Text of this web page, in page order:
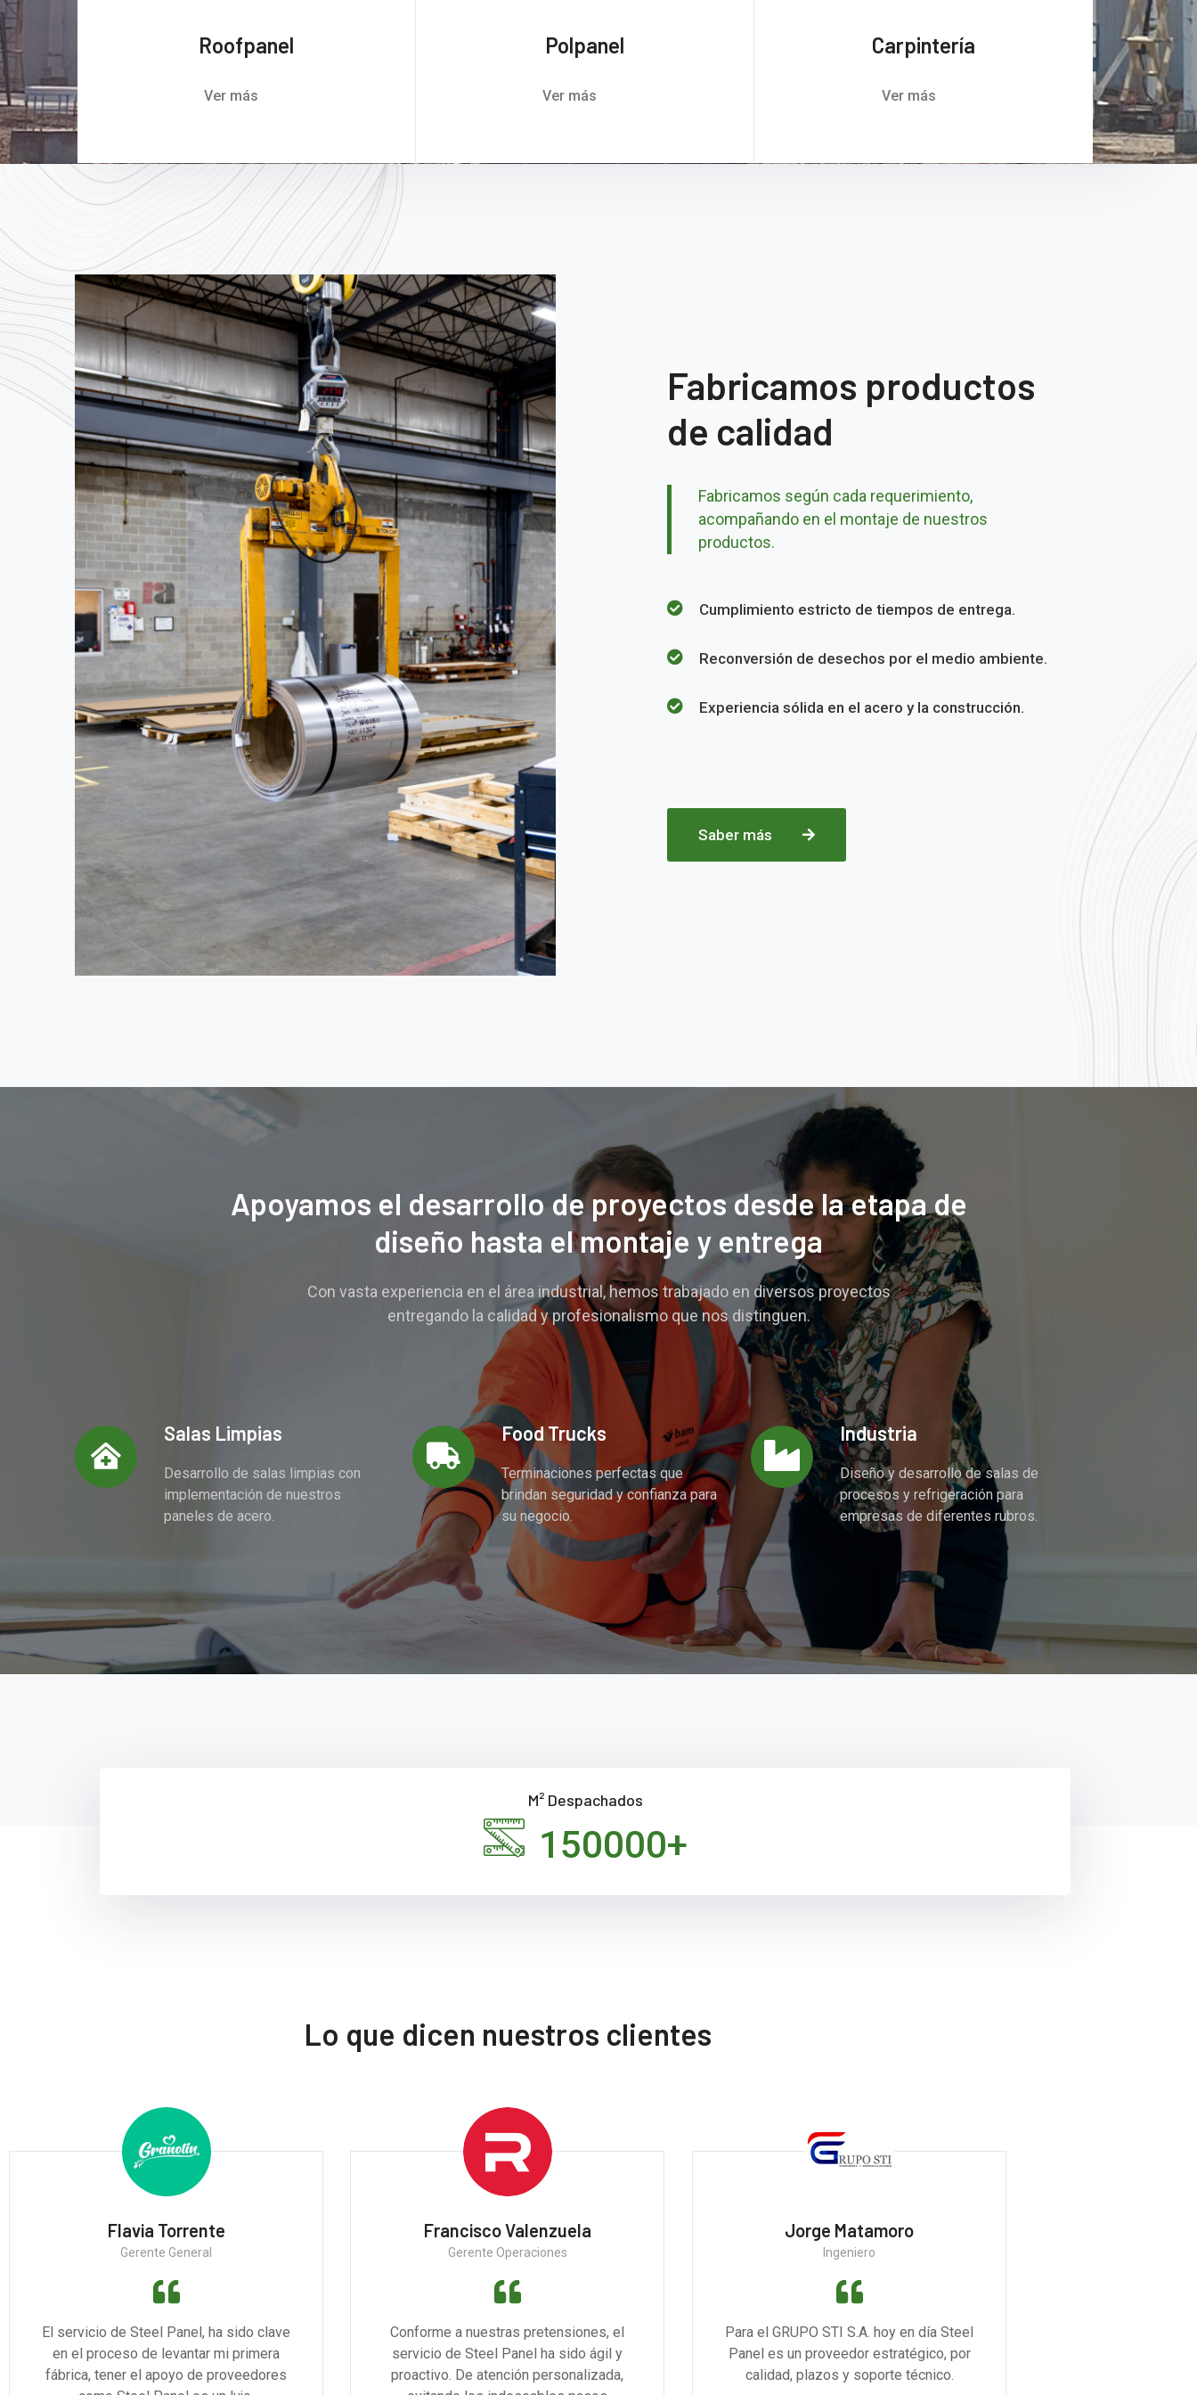
Roofpanel
Ver más
Polpanel
Ver más
Carpintería
Ver más
Fabricamos productos
de calidad
Fabricamos según cada requerimiento,
acompañando en el montaje de nuestros
productos.
Cumplimiento estricto de tiempos de entrega.
Reconversión de desechos por el medio ambiente.
Experiencia sólida en el acero y la construcción.
Saber más
Apoyamos el desarrollo de proyectos desde la etapa de
diseño hasta el montaje y entrega
Con vasta experiencia en el área industrial, hemos trabajado en diversos proyectos
entregando la calidad y profesionalismo que nos distinguen.
Salas Limpias
Desarrollo de salas limpias con
implementación de nuestros
paneles de acero.
Food Trucks
Terminaciones perfectas que
brindan seguridad y confianza para
su negocio.
Industria
Diseño y desarrollo de salas de
procesos y refrigeración para
empresas de diferentes rubros.
M² Despachados
150000+
Lo que dicen nuestros clientes
Flavia Torrente
Gerente General
El servicio de Steel Panel, ha sido clave
en el proceso de levantar mi primera
fábrica, tener el apoyo de proveedores
Francisco Valenzuela
Gerente Operaciones
Conforme a nuestras pretensiones, el
servicio de Steel Panel ha sido ágil y
proactivo. De atención personalizada,
Jorge Matamoro
Ingeniero
Para el GRUPO STI S.A. hoy en día Steel
Panel es un proveedor estratégico, por
calidad, plazos y soporte técnico.